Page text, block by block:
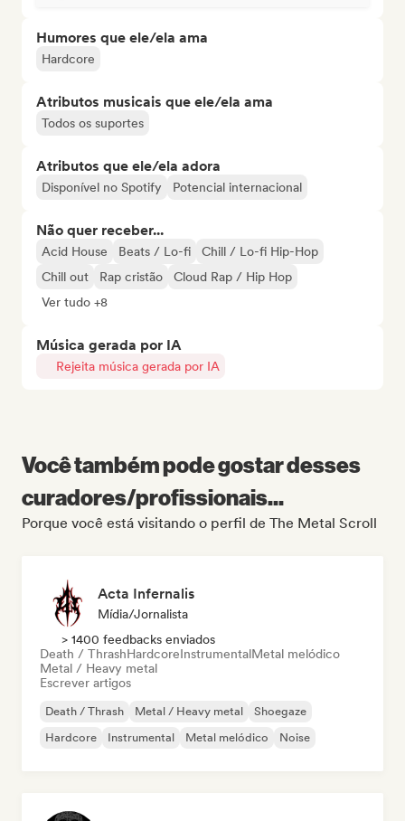
Humores que ele/ela ama
Hardcore
Atributos musicais que ele/ela ama
Todos os suportes
Atributos que ele/ela adora
Disponível no Spotify Potencial internacional
Não quer receber...
Acid House Beats / Lo-fi
Chill / Lo-fi Hip-Hop
Chill out
Rap cristão
Cloud Rap / Hip Hop
Ver tudo +8
Música gerada por IA
Rejeita música gerada por IA
Você também pode gostar desses
curadores/profissionais...
Porque você está visitando o perfil de The Metal Scroll
Acta Infernalis
Mídia/Jornalista
> 1400 feedbacks enviados
Death / ThrashHardcoreInstrumentalMetal melódico
Metal / Heavy metal
Escrever artigos
Death / Thrash Metal / Heavy metal
Shoegaze
Hardcore
Instrumental Metal melódico Noise